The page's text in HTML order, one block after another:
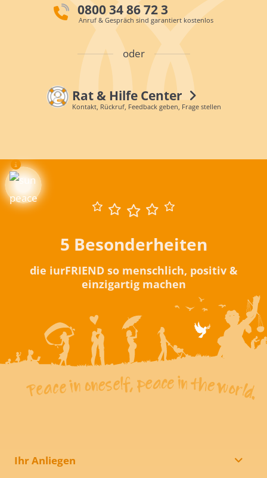
0800 34 86 72 3
Anruf & Gespräch sind garantiert kostenlos
oder
Rat & Hilfe Center
Kontakt, Rückruf, Feedback geben, Frage stellen
5 Besonderheiten
die iurFRIEND so menschlich, positiv &
einzigartig machen
Ihr Anliegen